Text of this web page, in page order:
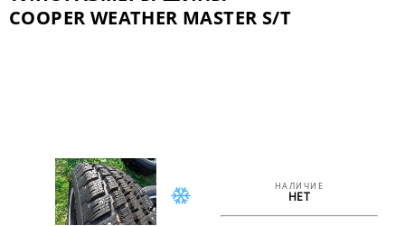
COOPER WEATHER MASTER S/T
НАЛИЧИЕ
НЕТ